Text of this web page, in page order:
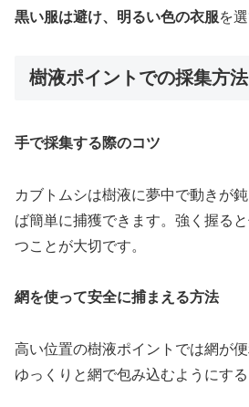
黒い服は避け、明るい色の衣服を
樹液ポイントでの採集方法
手で採集する際のコツ
カブトムシは樹液に夢中で動きが
ば簡単に捕獲できます。強く握る
つことが大切です。
網を使って安全に捕まえる方法
高い位置の樹液ポイントでは網が
ゆっくりと網で包み込むようにする